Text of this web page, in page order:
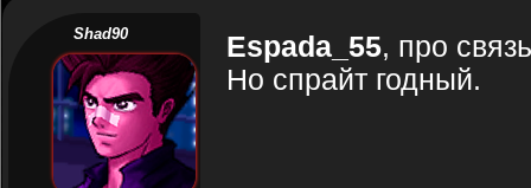
Shad90 Espada_55, про
Но спрайт годный.